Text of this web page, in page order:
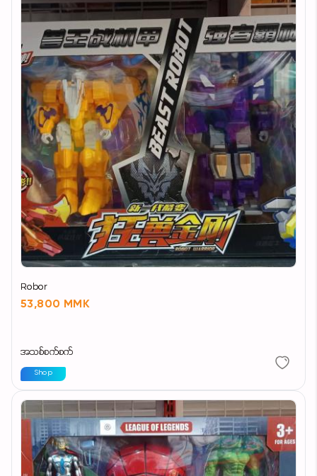
Robor
53,800 MMK
အသစ်စက်စက်
Shop